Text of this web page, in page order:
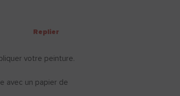
Replier
votre peinture.
avec un papier de